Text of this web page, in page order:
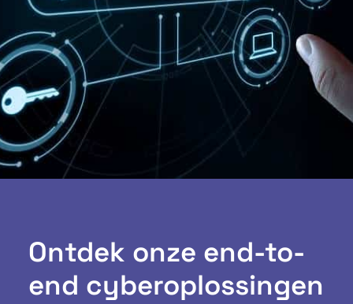
Ontdek onze end-to-
end cyberoplossingen